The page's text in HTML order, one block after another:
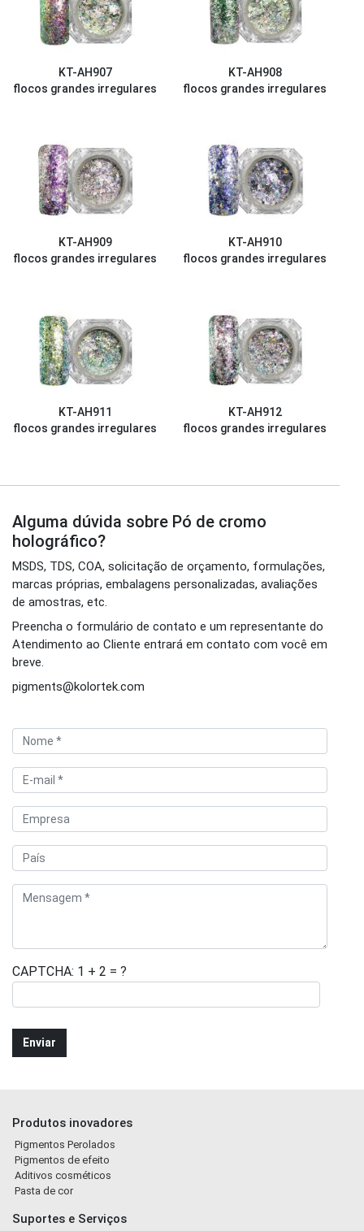
KT-AH907
flocos grandes irregulares
KT-AH908
flocos grandes irregulares
KT-AH909
flocos grandes irregulares
KT-AH910
flocos grandes irregulares
KT-AH911
flocos grandes irregulares
KT-AH912
flocos grandes irregulares
Alguma dúvida sobre Pó de cromo
holográfico?
MSDS, TDS, COA, solicitação de orçamento, formulações,
marcas próprias, embalagens personalizadas, avaliações
de amostras, etc.
Preencha o formulário de contato e um representante do
Atendimento ao Cliente entrará em contato com você em
breve.
pigments@kolortek.com
CAPTCHA: 1 + 2 = ?
Produtos inovadores
Pigmentos Perolados
Pigmentos de efeito
Aditivos cosméticos
Pasta de cor
Suportes e Serviços